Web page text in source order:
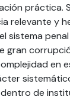
práctica.
relevante y
sistema
gran
en
de